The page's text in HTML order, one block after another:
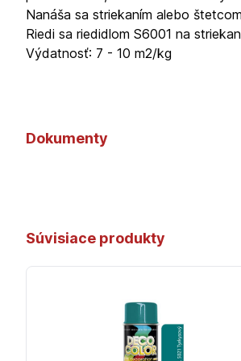
Nanáša sa striekaním alebo
Riedi sa riedidlom S6001 na
Výdatnosť: 7 - 10 m2/kg
Dokumenty
Súvisiace produkty